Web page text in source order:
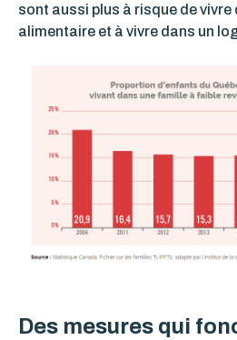
sont aussi plus à risque de vivre
alimentaire et à vivre dans un
Des mesures qui